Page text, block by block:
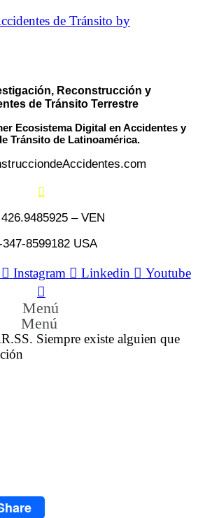
de Tránsito by
Reconstrucción y
de Tránsito Terrestre
Ecosistema Digital en Accidentes y
Tránsito de Latinoamérica.
– VEN
8599182 USA
Instagram Linkedin Youtube
Menú
Menú
Siempre existe alguien que